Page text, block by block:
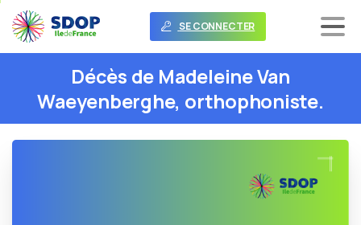
SE CONNECTER
Décès de MadeleineVan
Waeyenberghe, orthophoniste.